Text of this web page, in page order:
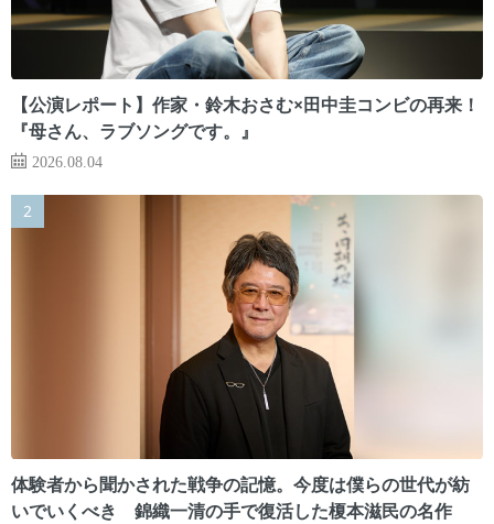
【公演レポート】作家・鈴木おさむ×田中圭コンビの再来！
『母さん、ラブソングです。』
2026.08.04
体験者から聞かされた戦争の記憶。今度は僕らの世代が紡
いでいくべき 錦織一清の手で復活した榎本滋民の名作